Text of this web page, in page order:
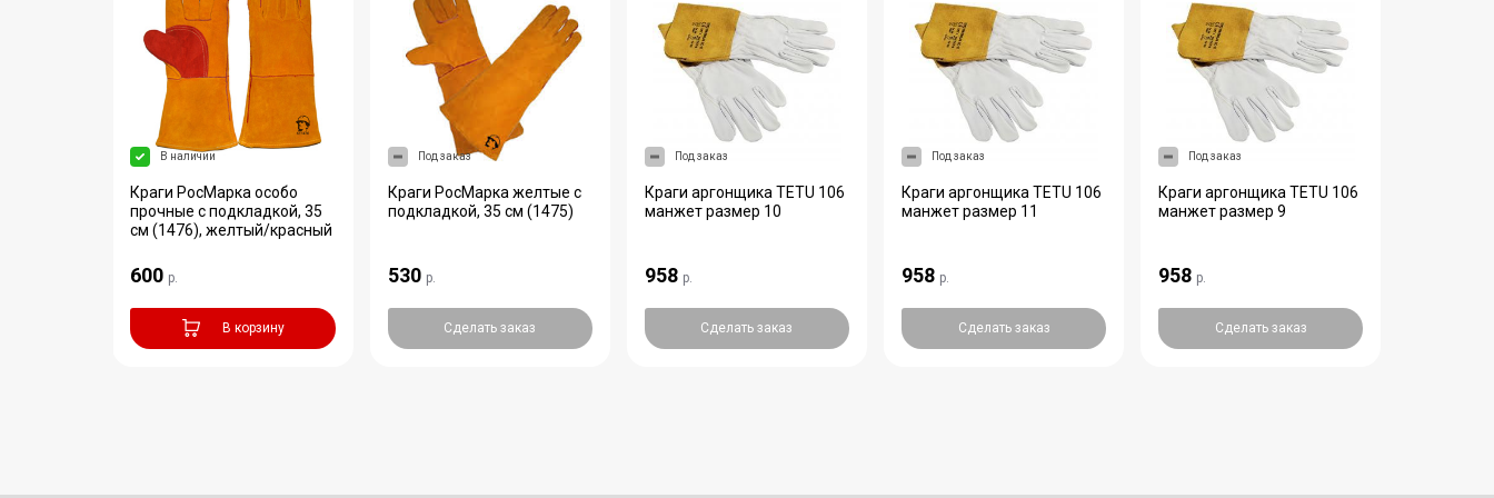
В наличии
Краги РосМарка особо
прочные с подкладкой, 35
см (1476), желтый/красный
600 р.
В корзину
Под заказ
Краги РосМарка желтые с
подкладкой, 35 см (1475)
530 р.
Сделать заказ
Под заказ
Краги аргонщика TETU 106
манжет размер 10
958 р.
Сделать заказ
Под заказ
Краги аргонщика TETU 106
манжет размер 11
958 р.
Сделать заказ
Под заказ
Краги аргонщика TETU 106
манжет размер 9
958 р.
Сделать заказ